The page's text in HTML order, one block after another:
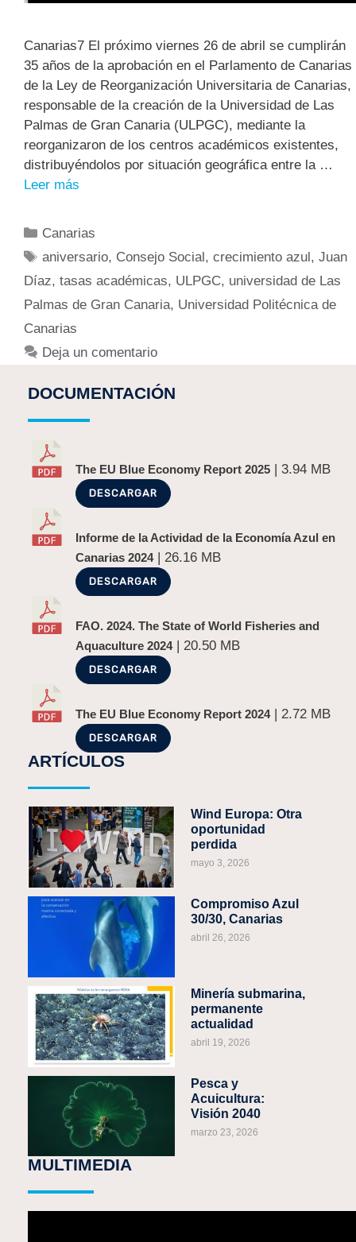
Canarias7 El próximo viernes 26 de abril se cumplirán
35 años de la aprobación en el Parlamento de Canarias
de la Ley de Reorganización Universitaria de Canarias,
responsable de la creación de la Universidad de Las
Palmas de Gran Canaria (ULPGC), mediante la
reorganizaron de los centros académicos existentes,
distribuyéndolos por situación geográfica entre la …
Leer más
Canarias
aniversario, Consejo Social,crecimiento azul,Juan
Díaz, tasas académicas, ULPGC, universidad de Las
Palmas de Gran Canaria, Universidad Politécnica de
Canarias
Deja un comentario
DOCUMENTACIÓN
The EU Blue Economy Report 2025 | 3.94 MB
DESCARGAR
Informe de la Actividad de la Economía Azul en
Canarias 2024| 26.16 MB
DESCARGAR
FAO. 2024. The State of World Fisheries and
Aquaculture 2024| 20.50 MB
DESCARGAR
The EU Blue Economy Report 2024| 2.72 MB
DESCARGAR
ARTÍCULOS
Wind Europa: Otra
oportunidad
perdida
mayo 3, 2026
Compromiso Azul
30/30, Canarias
abril 26, 2026
Minería submarina,
permanente
actualidad
abril 19, 2026
Pesca y
Acuicultura:
Visión 2040
marzo 23, 2026
MULTIMEDIA